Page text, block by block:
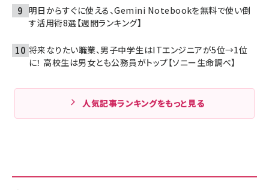
明日からすぐに使える、Gemini Notebookを無料で使い倒
す活用術8選【週間ランキング】
将来なりたい職業、男子中学生はITエンジニアが5位→1位
に！ 高校生は男女とも公務員がトップ【ソニー生命調べ】
人気記事ランキングをもっと見る